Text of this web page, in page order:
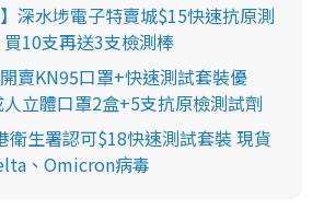
】深水埗電子特賣城$15快速抗原測
10支再送3支檢測棒
賣KN95口罩+快速測試套裝優
立體口罩2盒+5支抗原檢測試劑
衛生署認可$18快速測試套裝 現貨
、Omicron病毒